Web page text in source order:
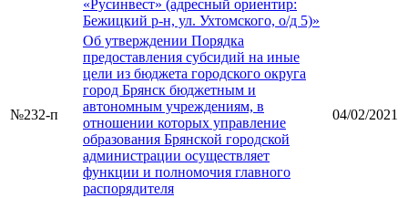
«Русинвест» (адресный ориентир:
Бежицкий р-н, ул. Ухтомского, о/д 5)»
№232-п
Об утверждении Порядка
предоставления субсидий на иные
цели из бюджета городского округа
город Брянск бюджетным и
автономным учреждениям, в
отношении которых управление
образования Брянской городской
администрации осуществляет
функции и полномочия главного
распорядителя
04/02/2021